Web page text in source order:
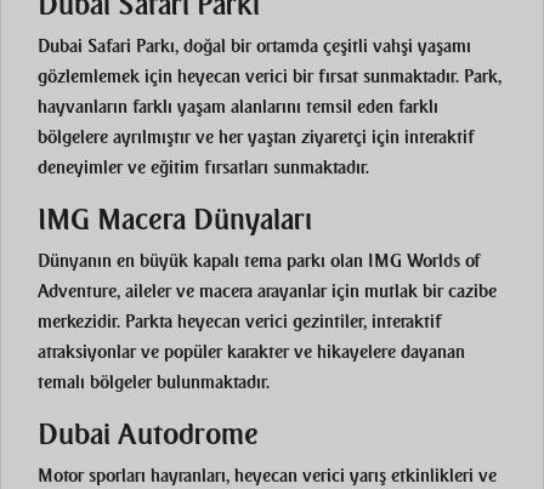
Dubai Safari Parkı, doğal bir ortamda çeşitli vahşi yaşamı
gözlemlemek için heyecan verici bir fırsat sunmaktadır. Park,
hayvanların farklı yaşam alanlarını temsil eden farklı
bölgelere ayrılmıştır ve her yaştan ziyaretçi için interaktif
deneyimler ve eğitim fırsatları sunmaktadır.
IMG Macera Dünyaları
Dünyanın en büyük kapalı tema parkı olan IMG Worlds of
Adventure, aileler ve macera arayanlar için mutlak bir cazibe
merkezidir. Parkta heyecan verici gezintiler, interaktif
atraksiyonlar ve popüler karakter ve hikayelere dayanan
temalı bölgeler bulunmaktadır.
Dubai Autodrome
Motor sporları hayranları, heyecan verici yarış etkinlikleri ve